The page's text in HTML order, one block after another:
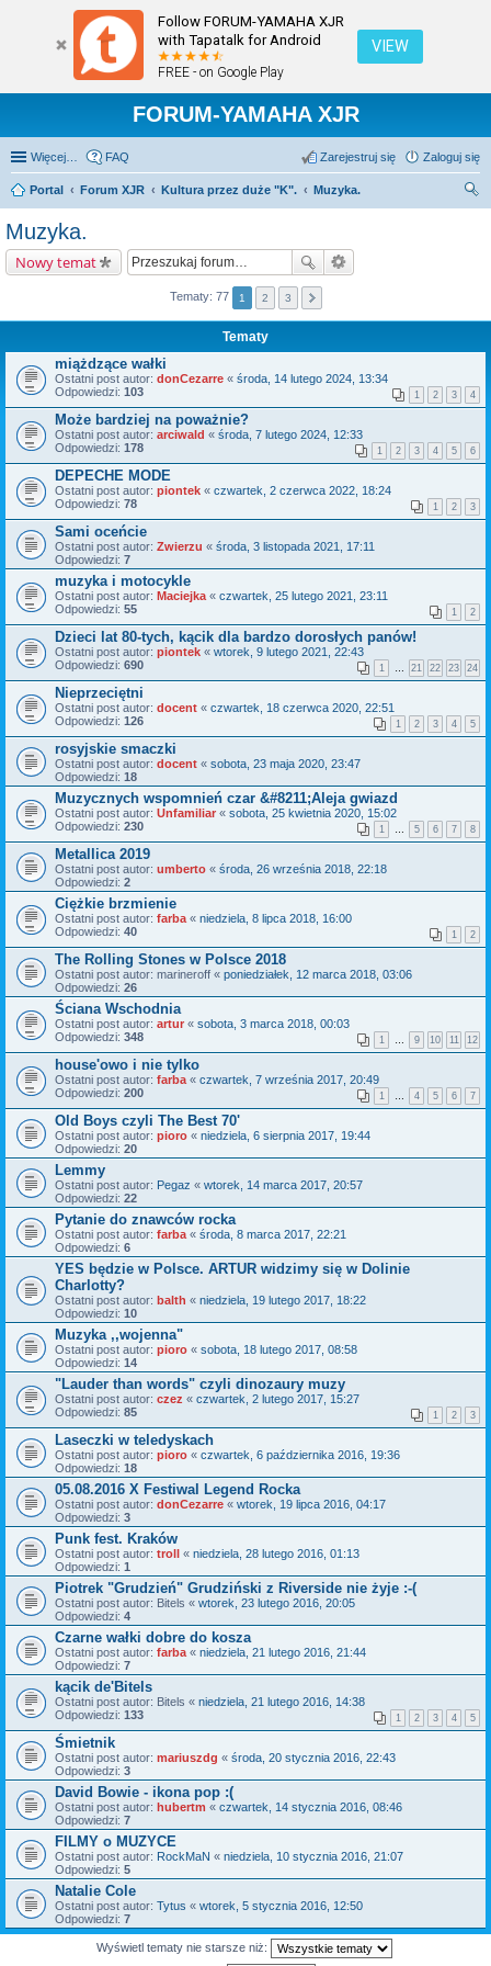
Follow FORUM-YAMAHA XJR
with Tapatalk for Android
FREE - on Google Play
VIEW
FORUM-YAMAHA XJR
Więcej… FAQ Zaloguj się
Zarejestruj się
Portal Forum XJR Kultura przez duże "K".
Muzyka.
Muzyka.
Nowy temat
Tematy: 77 1 2 3
Tematy
miążdzące wałki
Ostatni post autor: donCezarre « środa, 14 lutego 2024, 13:34
Odpowiedzi: 103 1 2 3 4
Może bardziej na poważnie?
Ostatni post autor: arciwald « środa, 7 lutego 2024, 12:33
Odpowiedzi: 178 1 2 3 4 5 6
DEPECHE MODE
Ostatni post autor: piontek « czwartek, 2 czerwca 2022, 18:24
Odpowiedzi: 78 1 2 3
Sami oceńcie
Ostatni post autor: Zwierzu « środa, 3 listopada 2021, 17:11
Odpowiedzi: 7
muzyka i motocykle
Ostatni post autor: Maciejka « czwartek, 25 lutego 2021, 23:11
Odpowiedzi: 55 1 2
Dzieci lat 80-tych, kącik dla bardzo dorosłych panów!
Ostatni post autor: piontek « wtorek, 9 lutego 2021, 22:43
Odpowiedzi: 690 1 … 21 22 23 24
Nieprzeciętni
Ostatni post autor: docent « czwartek, 18 czerwca 2020, 22:51
Odpowiedzi: 126 1 2 3 4 5
rosyjskie smaczki
Ostatni post autor: docent « sobota, 23 maja 2020, 23:47
Odpowiedzi: 18
Muzycznych wspomnień czar &#8211;Aleja gwiazd
Ostatni post autor: Unfamiliar « sobota, 25 kwietnia 2020, 15:02
Odpowiedzi: 230 1 … 5 6 7 8
Metallica 2019
Ostatni post autor: umberto « środa, 26 września 2018, 22:18
Odpowiedzi: 2
Ciężkie brzmienie
Ostatni post autor: farba « niedziela, 8 lipca 2018, 16:00
Odpowiedzi: 40 1 2
The Rolling Stones w Polsce 2018
Ostatni post autor: marineroff « poniedziałek, 12 marca 2018, 03:06
Odpowiedzi: 26
Ściana Wschodnia
Ostatni post autor: artur « sobota, 3 marca 2018, 00:03
Odpowiedzi: 348 1 … 9 10 11 12
house'owo i nie tylko
Ostatni post autor: farba « czwartek, 7 września 2017, 20:49
Odpowiedzi: 200 1 … 4 5 6 7
Old Boys czyli The Best 70'
Ostatni post autor: pioro « niedziela, 6 sierpnia 2017, 19:44
Odpowiedzi: 20
Lemmy
Ostatni post autor: Pegaz « wtorek, 14 marca 2017, 20:57
Odpowiedzi: 22
Pytanie do znawców rocka
Ostatni post autor: farba « środa, 8 marca 2017, 22:21
Odpowiedzi: 6
YES będzie w Polsce. ARTUR widzimy się w Dolinie
Charlotty?
Ostatni post autor: balth « niedziela, 19 lutego 2017, 18:22
Odpowiedzi: 10
Muzyka ,,wojenna"
Ostatni post autor: pioro « sobota, 18 lutego 2017, 08:58
Odpowiedzi: 14
"Lauder than words" czyli dinozaury muzy
Ostatni post autor: czez « czwartek, 2 lutego 2017, 15:27
Odpowiedzi: 85 1 2 3
Laseczki w teledyskach
Ostatni post autor: pioro « czwartek, 6 października 2016, 19:36
Odpowiedzi: 18
05.08.2016 X Festiwal Legend Rocka
Ostatni post autor: donCezarre « wtorek, 19 lipca 2016, 04:17
Odpowiedzi: 3
Punk fest. Kraków
Ostatni post autor: troll « niedziela, 28 lutego 2016, 01:13
Odpowiedzi: 1
Piotrek "Grudzień" Grudziński z Riverside nie żyje :-(
Ostatni post autor: Bitels « wtorek, 23 lutego 2016, 20:05
Odpowiedzi: 4
Czarne wałki dobre do kosza
Ostatni post autor: farba « niedziela, 21 lutego 2016, 21:44
Odpowiedzi: 7
kącik de'Bitels
Ostatni post autor: Bitels « niedziela, 21 lutego 2016, 14:38
Odpowiedzi: 133 1 2 3 4 5
Śmietnik
Ostatni post autor: mariuszdg « środa, 20 stycznia 2016, 22:43
Odpowiedzi: 3
David Bowie - ikona pop :(
Ostatni post autor: hubertm « czwartek, 14 stycznia 2016, 08:46
Odpowiedzi: 7
FILMY o MUZYCE
Ostatni post autor: RockMaN « niedziela, 10 stycznia 2016, 21:07
Odpowiedzi: 5
Natalie Cole
Ostatni post autor: Tytus « wtorek, 5 stycznia 2016, 12:50
Odpowiedzi: 7
Wyświetl tematy nie starsze niż: